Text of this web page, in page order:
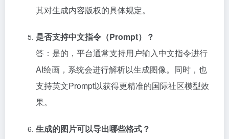
其对生成内容版权的具体规定。
是否支持中文指令（Prompt）？
答：是的，平台通常支持用户输入中文指令进行
AI绘画，系统会进行解析以生成图像。同时，也
支持英文Prompt以获得更精准的国际社区模型效
果。
生成的图片可以导出哪些格式？